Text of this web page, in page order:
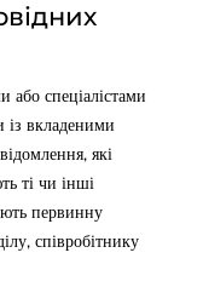
або спеціалістами
із вкладеними
які
ті чи інші
первинну
співробітнику